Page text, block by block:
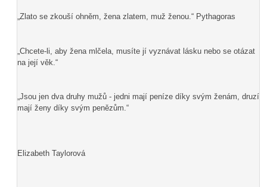
„Zlato se zkouší ohněm, žena zlatem, muž ženou.“ Pythagoras
„Chcete-li, aby žena mlčela, musíte jí vyznávat lásku nebo se otázat
na její věk.“
„Jsou jen dva druhy mužů - jedni mají peníze díky svým ženám, druzí
mají ženy díky svým penězům.“
Elizabeth Taylorová